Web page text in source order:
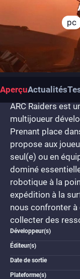
pc
AperçuActualités
ARC Raiders est
multijoueur
Prenant place
propose aux
seul(e) ou en
dominé
robotique à la
expédition à la
nous confronter à
collecter des
Développeur(s)
Éditeur(s)
Date de sortie
Plateforme(s)